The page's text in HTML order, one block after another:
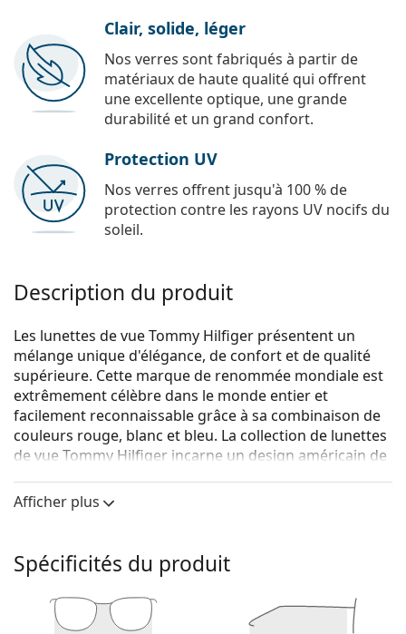
Clair, solide, léger
Nos verres sont fabriqués à partir de
matériaux de haute qualité qui offrent
une excellente optique, une grande
durabilité et un grand confort.
Protection UV
Nos verres offrent jusqu'à 100 % de
protection contre les rayons UV nocifs du
soleil.
Description du produit
Les lunettes de vue Tommy Hilfiger présentent un
mélange unique d'élégance, de confort et de qualité
supérieure. Cette marque de renommée mondiale est
extrêmement célèbre dans le monde entier et
facilement reconnaissable grâce à sa combinaison de
couleurs rouge, blanc et bleu. La collection de lunettes
de vue Tommy Hilfiger incarne un design américain de
la rend idéale pour toutes les occasions.
Voyez de quoi vous avez l'air avec ces lunettes grâce à
la fonction d'essai virtuel de Lentiamo.
Monture de lunettes de vue
Afficher plus
Spécificités du produit